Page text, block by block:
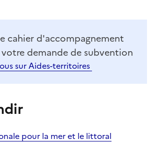
cahier d'accompagnement
demande de subvention
sur Aides-territoires
pour la mer et le littoral